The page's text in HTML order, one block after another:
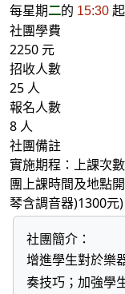
每星期二的 15:30
社團學費
2250 元
招收人數
25 人
報名人數
8 人
社團備註
實施期程：上課次
團上課時間及地點
琴含調音器)1300元)
社團簡介：
增進學生對於樂
奏技巧；加強學